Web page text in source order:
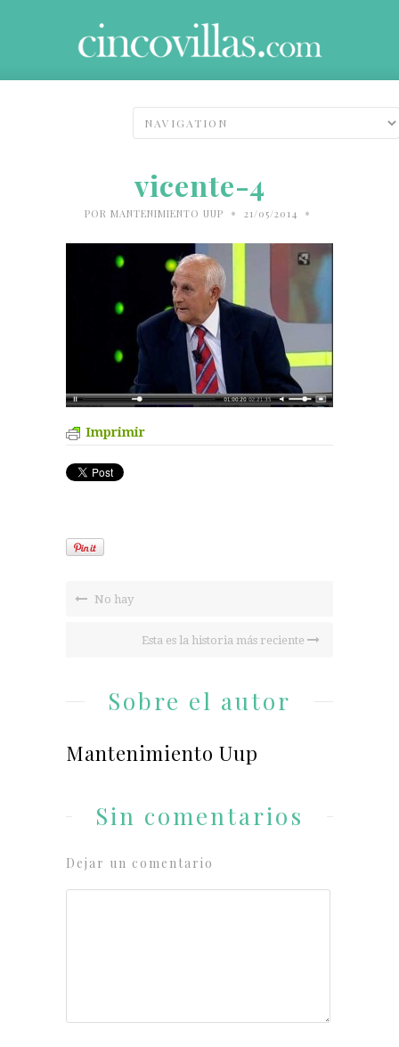
vicente-4
POR MANTENIMIENTO UUP • 21/05/2014 •
Imprimir
No hay
Esta es la historia más reciente
Sobre el autor
Mantenimiento Uup
Sin comentarios
Dejar un comentario